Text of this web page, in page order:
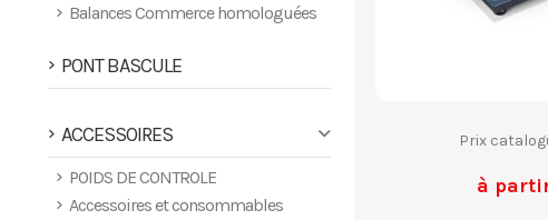
Prix
à
Balances Commerce homologuées
PONT BASCULE
ACCESSOIRES
POIDS DE CONTROLE
Accessoires et consommables